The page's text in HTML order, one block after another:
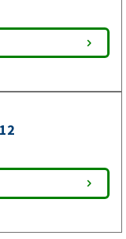
Den är
behöver
trafiken.